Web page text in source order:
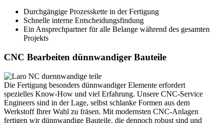
Durchgängige Prozesskette in der Fertigung
Schnelle interne Entscheidungsfindung
Ein Ansprechpartner für alle Belange während des gesamten
Projekts
CNC Bearbeiten dünnwandiger Bauteile
Die Fertigung besonders dünnwandiger Elemente erfordert
spezielles Know-How und viel Erfahrung. Unsere CNC-Service
Engineers sind in der Lage, selbst schlanke Formen aus dem
Werkstoff Ihrer Wahl zu fräsen. Mit modernsten CNC-Anlagen
fertigen wir dünnwandige Bauteile, die dennoch robust sind und